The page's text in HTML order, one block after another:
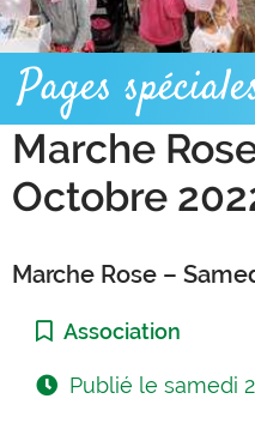
Pages
Marche
Octobre
Marche Rose –
Catégorie :
Association
Publié le samedi